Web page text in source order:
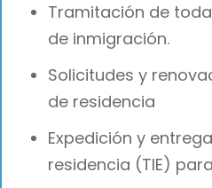
Tramitación de
de inmigración.
Solicitudes y
de residencia
Expedición y
residencia (TIE)